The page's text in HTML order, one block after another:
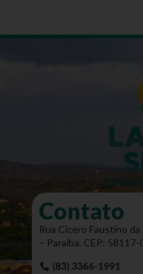
Contato
Rua Cícero Faustino
– Paraíba. CEP: 58117-
(83) 3366-1991